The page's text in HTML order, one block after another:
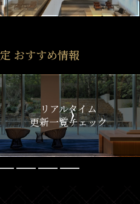
おすすめ情報
タイム
チェック
新